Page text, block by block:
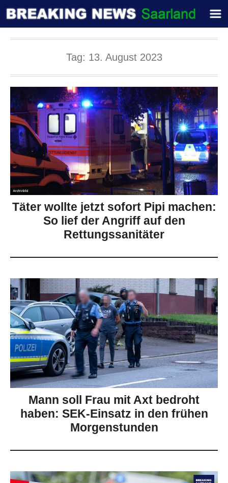
Tag: 13. August 2023
Täter wollte jetzt sofort Pipi machen:
So lief der Angriff auf den
Rettungssanitäter
Mann soll Frau mit Axt bedroht
haben: SEK-Einsatz in den frühen
Morgenstunden